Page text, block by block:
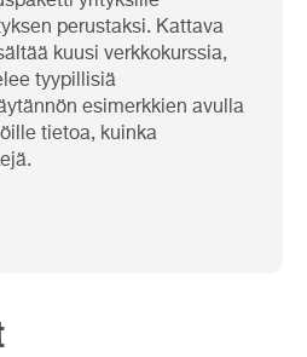
perustaksi. Kattava
kuusi verkkokurssia,
tyypillisiä
esimerkkien avulla
tietoa, kuinka